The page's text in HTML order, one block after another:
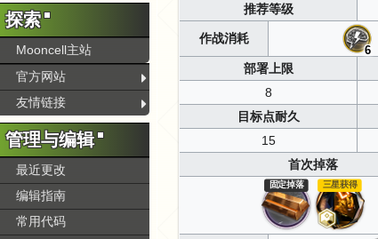
推荐等级
作战消耗
6
部署上限
8
目标点耐久
15
首次掉落
固定掉落 三星获得
探索
Mooncell主站
官方网站
友情链接
管理与编辑
最近更改
编辑指南
常用代码